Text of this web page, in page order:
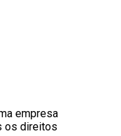
empresa
os direitos